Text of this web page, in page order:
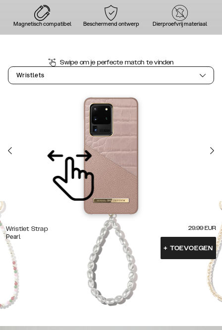
Magnetisch compatibel Beschermend ontwerp Dierproefvrij materiaal
Swipe om je perfecte match te vinden
Wristlets
Wristlet Strap
Pearl
29.99 EUR
+ TOEVOEGEN